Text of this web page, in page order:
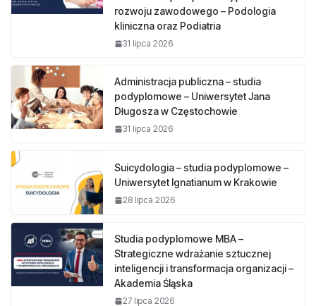
rozwoju zawodowego – Podologia
kliniczna oraz Podiatria
31 lipca 2026
Administracja publiczna – studia
podyplomowe – Uniwersytet Jana
Długosza w Częstochowie
31 lipca 2026
Suicydologia – studia podyplomowe –
Uniwersytet Ignatianum w Krakowie
28 lipca 2026
Studia podyplomowe MBA –
Strategiczne wdrażanie sztucznej
inteligencji i transformacja organizacji –
Akademia Śląska
27 lipca 2026